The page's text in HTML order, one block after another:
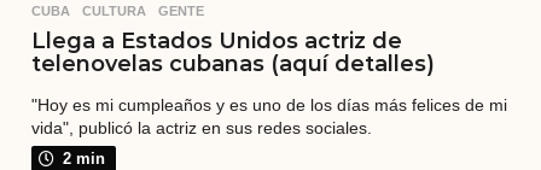
CUBA ,CULTURA ,GENTE
Llega a Estados Unidos actriz de
telenovelas cubanas (aquí detalles)
"Hoy es mi cumpleaños y es uno de los días más felices de mi
vida", publicó la actriz en sus redes sociales.
2 min